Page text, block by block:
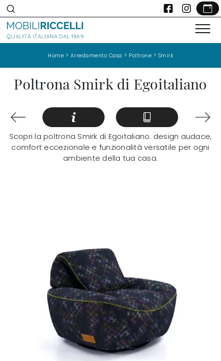
Home > Arredamento Casa > Poltrone > Smirk
Poltrona Smirk di Egoitaliano
Scopri la poltrona Smirk di Egoitaliano: design audace,
comfort eccezionale e funzionalità versatile per ogni
ambiente della tua casa.